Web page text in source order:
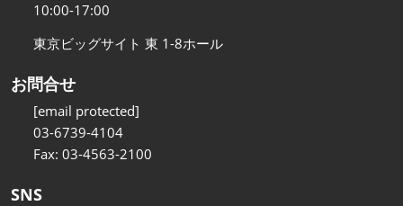
10:00-17:00
東京ビッグサイト 東 1-8ホール
お問合せ
[email protected]
03-6739-4104
Fax: 03-4563-2100
SNS